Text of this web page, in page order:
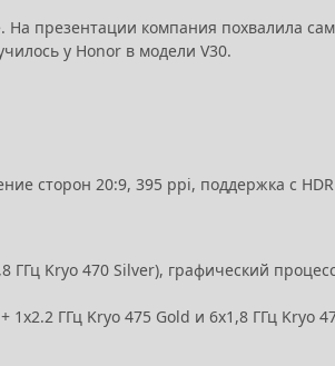
На презентации компания похвалила
у Honor в модели V30.
сторон 20:9, 395 ppi, поддержка с
ГГц Kryo 470 Silver), графический
ГГц Kryo 475 Gold и 6x1,8 ГГц Kryo